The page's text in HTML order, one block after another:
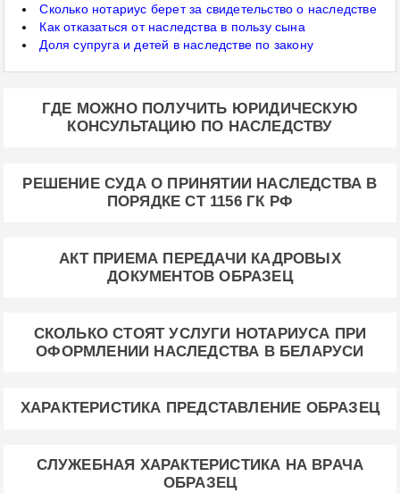
Сколько нотариус берет за свидетельство о наследстве
Как отказаться от наследства в пользу сына
Доля супруга и детей в наследстве по закону
ГДЕ МОЖНО ПОЛУЧИТЬ ЮРИДИЧЕСКУЮ
КОНСУЛЬТАЦИЮ ПО НАСЛЕДСТВУ
РЕШЕНИЕ СУДА О ПРИНЯТИИ НАСЛЕДСТВА В
ПОРЯДКЕ СТ 1156 ГК РФ
АКТ ПРИЕМА ПЕРЕДАЧИ КАДРОВЫХ
ДОКУМЕНТОВ ОБРАЗЕЦ
СКОЛЬКО СТОЯТ УСЛУГИ НОТАРИУСА ПРИ
ОФОРМЛЕНИИ НАСЛЕДСТВА В БЕЛАРУСИ
ХАРАКТЕРИСТИКА ПРЕДСТАВЛЕНИЕ ОБРАЗЕЦ
СЛУЖЕБНАЯ ХАРАКТЕРИСТИКА НА ВРАЧА
ОБРАЗЕЦ